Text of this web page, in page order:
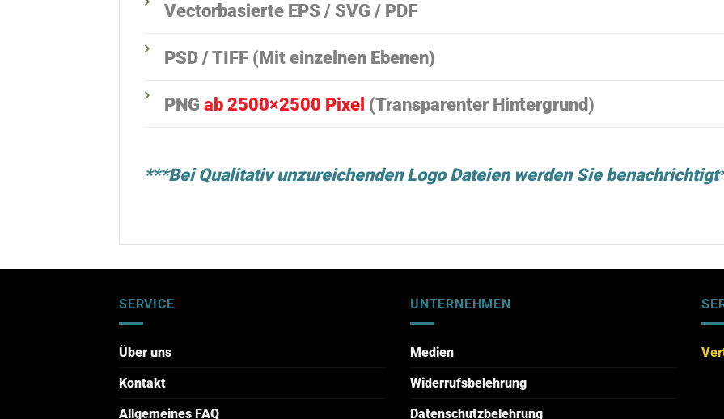
Vectorbasierte EPS / SVG / PDF
PSD / TIFF (Mit einzelnen Ebenen)
PNG ab 2500×2500 Pixel (Transparenter Hintergrund)
***Bei Qualitativ unzureichenden Logo Dateien werden Sie
SERVICE
Über uns
Kontakt
Allgemeines FAQ
UNTERNEHMEN
Medien
Widerrufsbelehrung
Datenschutzbelehrung